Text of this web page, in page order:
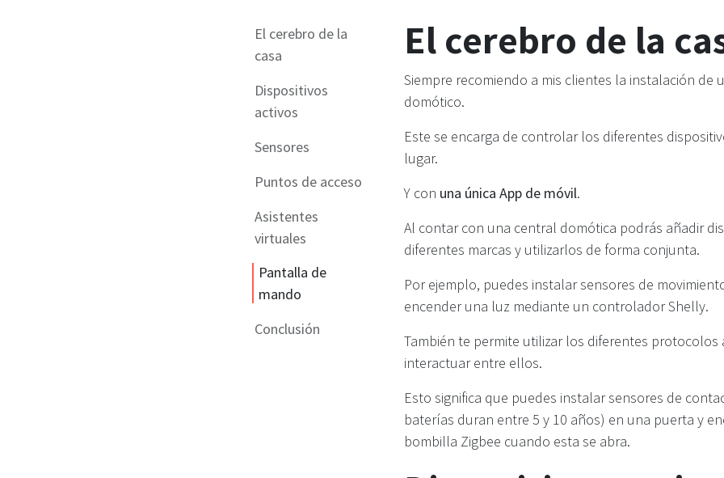
El cerebro de la
casa
Dispositivos
activos
Sensores
Puntos de acceso
Asistentes
virtuales
Pantalla de
mando
Conclusión
El cerebro de la
Siempre recomiendo a mis clientes la instalación de
domótico.
Este se encarga de controlar los diferentes
lugar.
Y con una única App de móvil.
Al contar con una central domótica podrás añadir
diferentes marcas y utilizarlos de forma conjunta.
Por ejemplo, puedes instalar sensores de
encender una luz mediante un controlador Shelly.
También te permite utilizar los diferentes protocolos
interactuar entre ellos.
Esto significa que puedes instalar sensores de
baterías duran entre 5 y 10 años) en una puerta y
bombilla Zigbee cuando esta se abra.